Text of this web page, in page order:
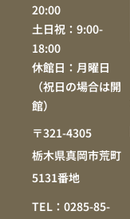
20:00
土日祝：9:00-
18:00
休館日：月曜日
（祝日の場合は開
館）
〒321-4305
栃木県真岡市荒町
5131番地
TEL：0285-85-